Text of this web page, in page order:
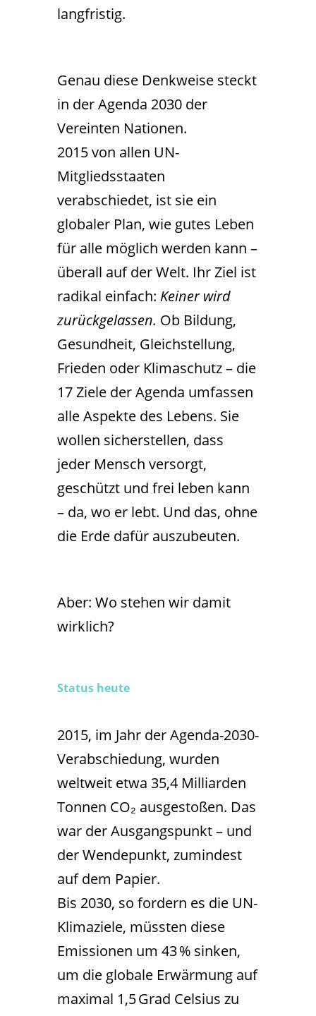
langfristig.
Genau diese Denkweise steckt
in der Agenda 2030 der
Vereinten Nationen.
2015 von allen UN-
Mitgliedsstaaten
verabschiedet, ist sie ein
globaler Plan, wie gutes Leben
für alle möglich werden kann –
überall auf der Welt. Ihr Ziel ist
radikal einfach: Keiner wird
zurückgelassen. Ob Bildung,
Gesundheit, Gleichstellung,
Frieden oder Klimaschutz – die
17 Ziele der Agenda umfassen
alle Aspekte des Lebens. Sie
wollen sicherstellen, dass
jeder Mensch versorgt,
geschützt und frei leben kann
– da, wo er lebt. Und das, ohne
die Erde dafür auszubeuten.
Aber: Wo stehen wir damit
wirklich?
Status heute
2015, im Jahr der Agenda-2030-
Verabschiedung, wurden
weltweit etwa 35,4 Milliarden
Tonnen CO₂ ausgestoßen. Das
war der Ausgangspunkt – und
der Wendepunkt, zumindest
auf dem Papier.
Bis 2030, so fordern es die UN-
Klimaziele, müssten diese
Emissionen um 43 % sinken,
um die globale Erwärmung auf
maximal 1,5 Grad Celsius zu